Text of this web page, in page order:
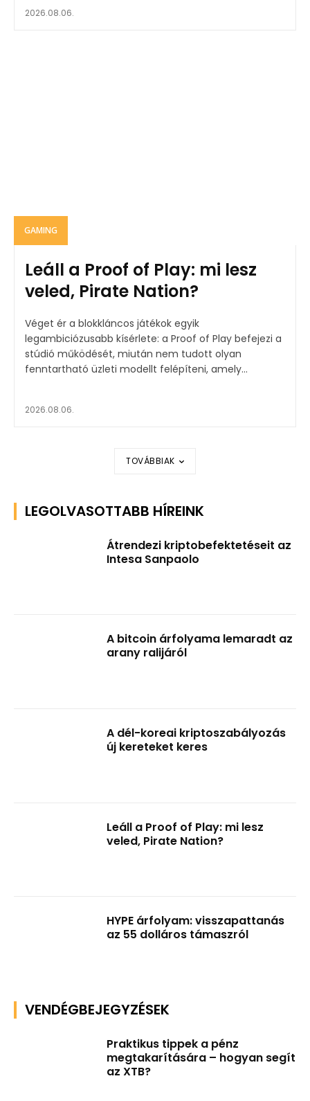
2026.08.06.
GAMING
Leáll a Proof of Play: mi lesz
veled, Pirate Nation?
Véget ér a blokkláncos játékok egyik
legambiciózusabb kísérlete: a Proof of Play befejezi a
stúdió működését, miután nem tudott olyan
fenntartható üzleti modellt felépíteni, amely...
2026.08.06.
TOVÁBBIAK
LEGOLVASOTTABB HÍREINK
Átrendezi kriptobefektetéseit az
Intesa Sanpaolo
A bitcoin árfolyama lemaradt az
arany ralijáról
A dél-koreai kriptoszabályozás
új kereteket keres
Leáll a Proof of Play: mi lesz
veled, Pirate Nation?
HYPE árfolyam: visszapattanás
az 55 dolláros támaszról
VENDÉGBEJEGYZÉSEK
Praktikus tippek a pénz
megtakarítására – hogyan segít
az XTB?